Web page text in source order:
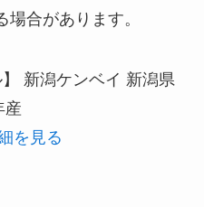
合があります。
新潟ケンベイ 新潟県
産
を見る